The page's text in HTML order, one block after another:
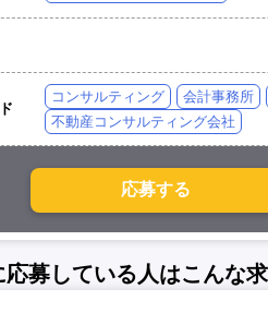
コンサルティング 会計事務所
不動産コンサルティング会社
応募している人はこんな